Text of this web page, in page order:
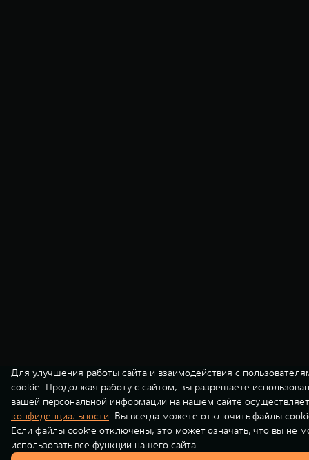
Для улучшения работы сайта и взаимодействия с
cookie. Продолжая работу с сайтом, вы разрешаете
вашей персональной информации на нашем сайте
конфиденциальности. Вы всегда можете отключить файлы
Если файлы cookie отключены, это может означать, что вы не
использовать все функции нашего сайта.